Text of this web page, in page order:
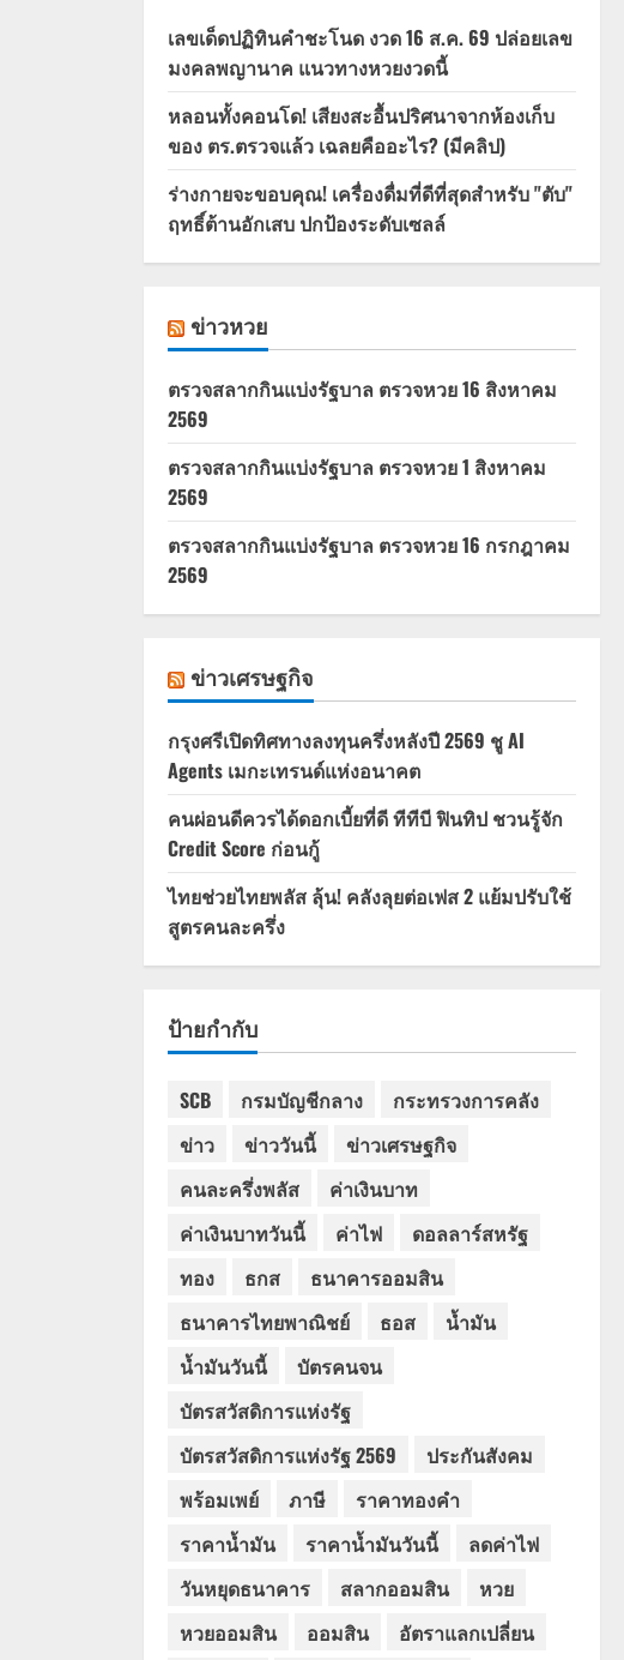
เลขเด็ดปฏิทินคำชะโนด งวด 16 ส.ค. 69 ปล่อยเลข
มงคลพญานาค แนวทางหวยงวดนี้
หลอนทั้งคอนโด! เสียงสะอื้นปริศนาจากห้องเก็บ
ของ ตร.ตรวจแล้ว เฉลยคืออะไร? (มีคลิป)
ร่างกายจะขอบคุณ! เครื่องดื่มที่ดีที่สุดสำหรับ "ตับ"
ฤทธิ์ต้านอักเสบ ปกป้องระดับเซลล์
ข่าวหวย
ตรวจสลากกินแบ่งรัฐบาล ตรวจหวย 16 สิงหาคม
2569
ตรวจสลากกินแบ่งรัฐบาล ตรวจหวย 1 สิงหาคม
2569
ตรวจสลากกินแบ่งรัฐบาล ตรวจหวย 16 กรกฎาคม
2569
ข่าวเศรษฐกิจ
กรุงศรีเปิดทิศทางลงทุนครึ่งหลังปี 2569 ชู AI
Agents เมกะเทรนด์แห่งอนาคต
คนผ่อนดีควรได้ดอกเบี้ยที่ดี ทีทีบี ฟินทิป ชวนรู้จัก
Credit Score ก่อนกู้
ไทยช่วยไทยพลัส ลุ้น! คลังลุยต่อเฟส 2 แย้มปรับใช้
สูตรคนละครึ่ง
ป้ายกำกับ
SCB กรมบัญชีกลาง
กระทรวงการคลัง
ข่าว
ข่าววันนี้
ข่าวเศรษฐกิจ
คนละครึ่งพลัส
ค่าเงินบาท
ค่าเงินบาทวันนี้
ค่าไฟ
ดอลลาร์สหรัฐ
ทอง
ธกส
ธนาคารออมสิน
ธนาคารไทยพาณิชย์
ธอส
น้ำมัน
น้ำมันวันนี้
บัตรคนจน
บัตรสวัสดิการแห่งรัฐ
บัตรสวัสดิการแห่งรัฐ 2569
ประกันสังคม
พร้อมเพย์
ภาษี
ราคาทองคำ
ราคาน้ำมัน
ราคาน้ำมันวันนี้
ลดค่าไฟ
วันหยุดธนาคาร
สลากออมสิน
หวย
หวยออมสิน
ออมสิน
อัตราแลกเปลี่ยน